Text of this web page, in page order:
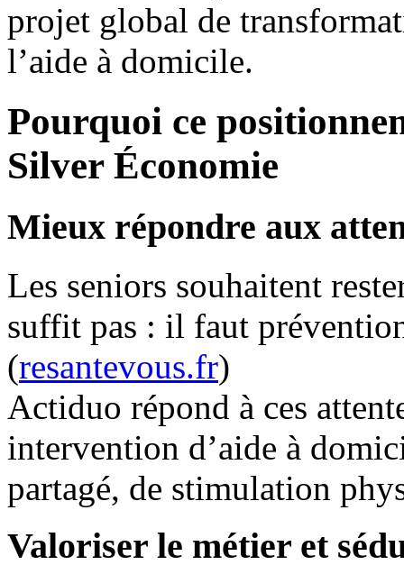
projet global de
l’aide à domicile.
Pourquoi ce
Silver Économie
Mieux répondre aux
Les seniors souhaitent
suffit pas : il faut
(resantevous.fr)
Actiduo répond à ces
intervention d’aide à
partagé, de stimulation
Valoriser le métier et